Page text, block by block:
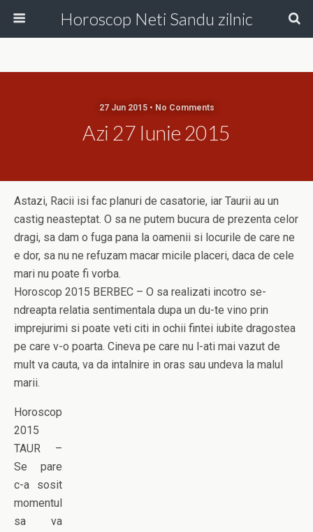
Horoscop Neti Sandu zilnic
27 Jun 2015 • No Comments
Azi 27 Iunie 2015
Astazi, Racii isi fac planuri de casatorie, iar Taurii au un
castig neasteptat. O sa ne putem bucura de prezenta celor
dragi, sa dam o fuga pana la oamenii si locurile de care ne
e dor, sa nu ne refuzam macar micile placeri, daca de cele
mari nu poate fi vorba.
Horoscop 2015 BERBEC – O sa realizati incotro se-
ndreapta relatia sentimentala dupa un du-te vino prin
imprejurimi si poate veti citi in ochii fintei iubite dragostea
pe care v-o poarta. Cineva pe care nu l-ati mai vazut de
mult va cauta, va da intalnire in oras sau undeva la malul
marii.
Horoscop
2015
TAUR –
Se pare
c-a sosit
momentul
sa va